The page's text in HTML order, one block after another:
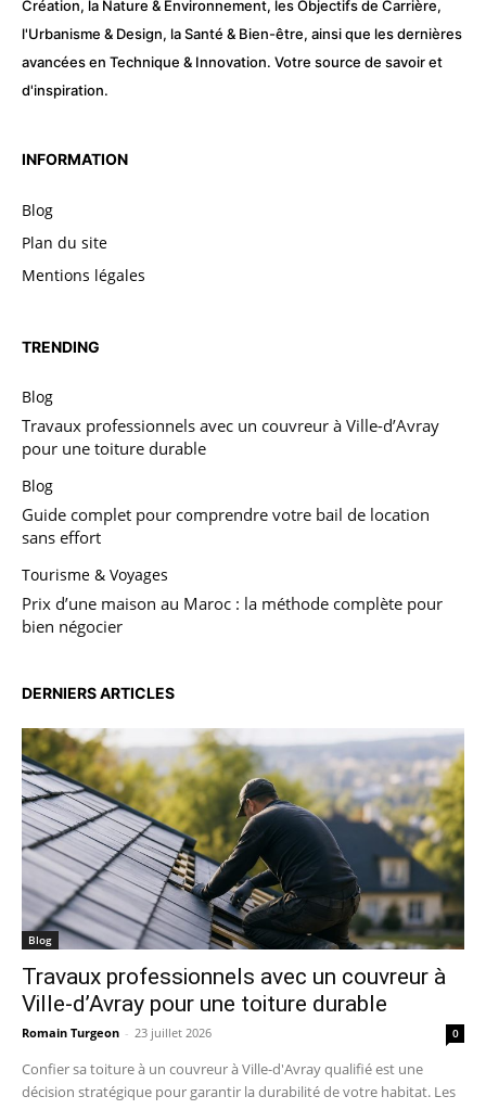
Création, la Nature & Environnement, les Objectifs de Carrière,
l'Urbanisme & Design, la Santé & Bien-être, ainsi que les dernières
avancées en Technique & Innovation. Votre source de savoir et
d'inspiration.
INFORMATION
Blog
Plan du site
Mentions légales
TRENDING
Blog
Travaux professionnels avec un couvreur à Ville-d’Avray
pour une toiture durable
Blog
Guide complet pour comprendre votre bail de location
sans effort
Tourisme & Voyages
Prix d’une maison au Maroc : la méthode complète pour
bien négocier
DERNIERS ARTICLES
Blog
Travaux professionnels avec un couvreur à
Ville-d’Avray pour une toiture durable
Romain Turgeon - 23 juillet 2026 0
Confier sa toiture à un couvreur à Ville-d'Avray qualifié est une
décision stratégique pour garantir la durabilité de votre habitat. Les